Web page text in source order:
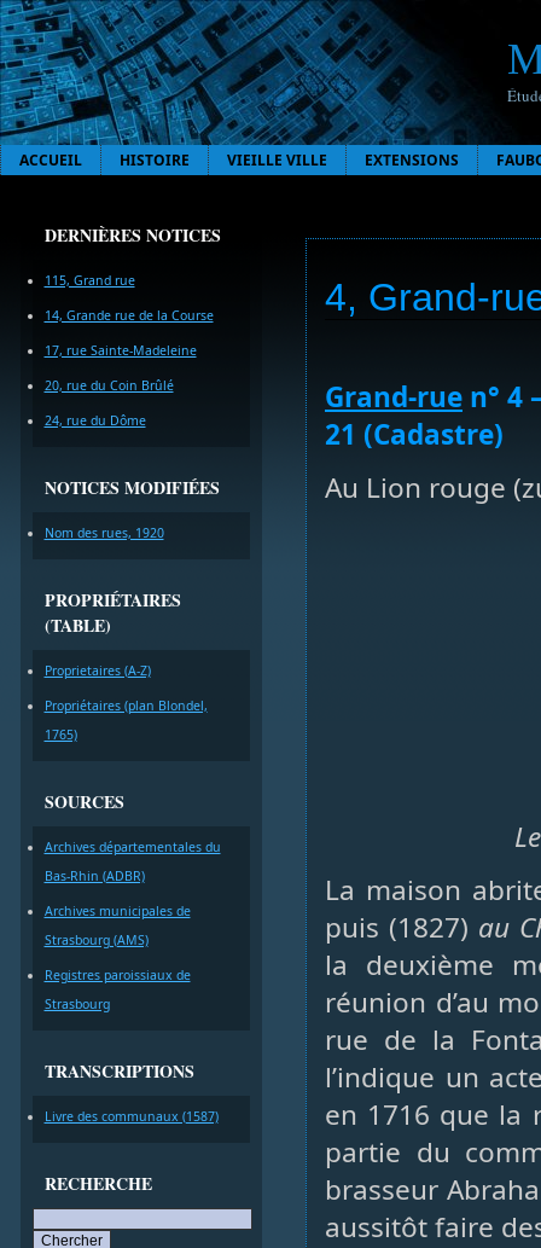
ACCUEIL HISTOIRE VIEILLE VILLE EXTENSIONS
DERNIÈRES NOTICES
115, Grand rue
14, Grande rue de la Course
17, rue Sainte-Madeleine
20, rue du Coin Brûlé
24, rue du Dôme
NOTICES MODIFIÉES
Nom des rues, 1920
PROPRIÉTAIRES
(TABLE)
Proprietaires (A-Z)
Propriétaires (plan Blondel,
1765)
SOURCES
Archives départementales du
Bas-Rhin (ADBR)
Archives municipales de
Strasbourg (AMS)
Registres paroissiaux de
Strasbourg
TRANSCRIPTIONS
Livre des communaux (1587)
RECHERCHE
4, Grand-
Grand-rue n° 4
21 (Cadastre)
Au Lion rouge
La maison
puis (1827) au
la deuxième
réunion d’au
rue de la
l’indique un
en 1716 que la
partie du
brasseur
aussitôt faire